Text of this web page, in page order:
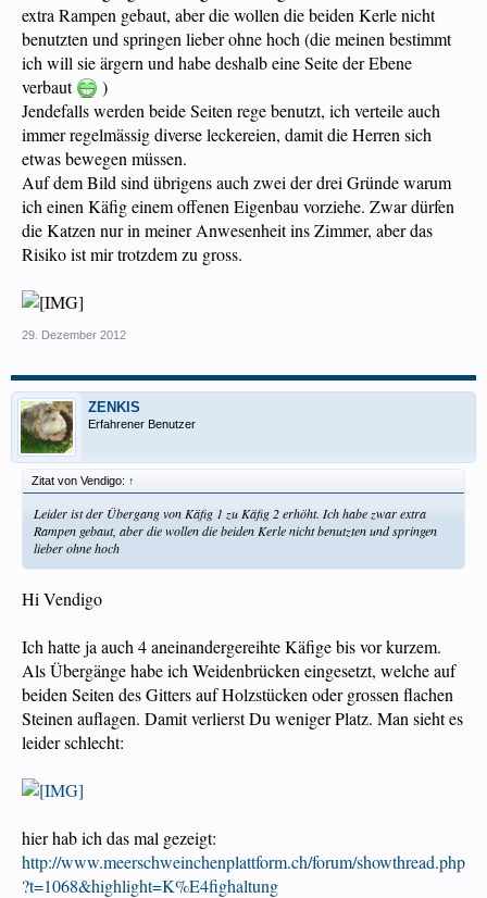
extra Rampen gebaut, aber die wollen die beiden Kerle nicht
benutzten und springen lieber ohne hoch (die meinen bestimmt
ich will sie ärgern und habe deshalb eine Seite der Ebene
verbaut
)
Jendefalls werden beide Seiten rege benutzt, ich verteile auch
immer regelmässig diverse leckereien, damit die Herren sich
etwas bewegen müssen.
Auf dem Bild sind übrigens auch zwei der drei Gründe warum
ich einen Käfig einem offenen Eigenbau vorziehe. Zwar dürfen
die Katzen nur in meiner Anwesenheit ins Zimmer, aber das
Risiko ist mir trotzdem zu gross.
29. Dezember 2012
ZENKIS
Erfahrener Benutzer
Zitat von Vendigo: ↑
Leider ist der Übergang von Käfig 1 zu Käfig 2 erhöht. Ich habe zwar extra
Rampen gebaut, aber die wollen die beiden Kerle nicht benutzten und springen
lieber ohne hoch
Hi Vendigo
Ich hatte ja auch 4 aneinandergereihte Käfige bis vor kurzem.
Als Übergänge habe ich Weidenbrücken eingesetzt, welche auf
beiden Seiten des Gitters auf Holzstücken oder grossen flachen
Steinen auflagen. Damit verlierst Du weniger Platz. Man sieht es
leider schlecht:
hier hab ich das mal gezeigt:
http://www.meerschweinchenplattform.ch/forum/showthread.php
?t=1068&highlight=K%E4fighaltung